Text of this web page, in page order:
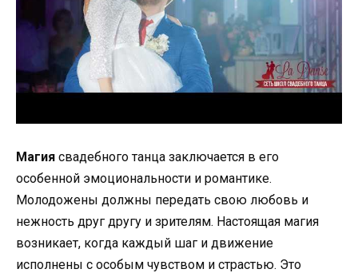
Магия свадебного танца заключается в его
особенной эмоциональности и романтике.
Молодожены должны передать свою любовь и
нежность друг другу и зрителям. Настоящая магия
возникает, когда каждый шаг и движение
исполнены с особым чувством и страстью. Это